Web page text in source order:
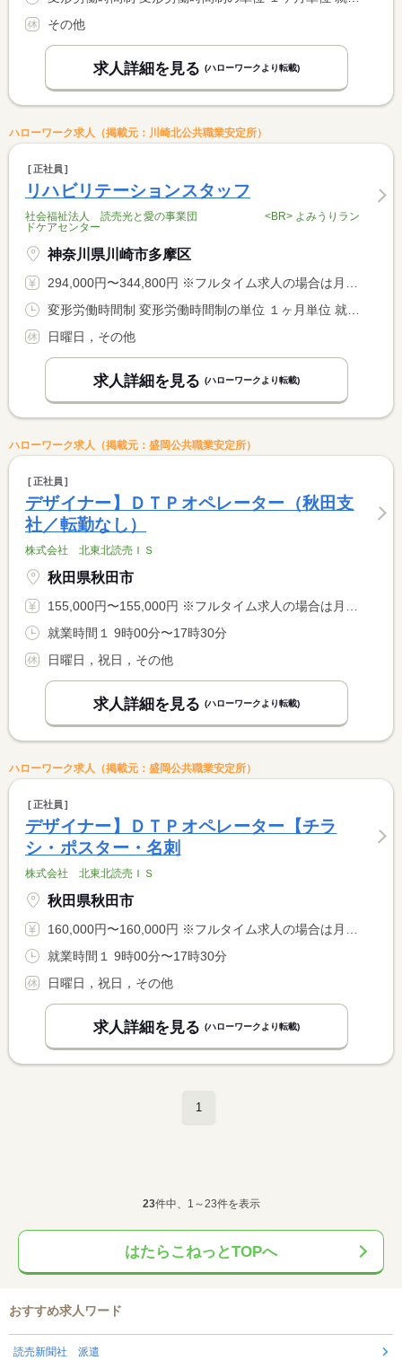
その他
求人詳細を見る (ハローワークより転載)
ハローワーク求人（掲載元：川崎北公共職業安定所）
正社員
リハビリテーションスタッフ
社会福祉法人 読売光と愛の事業団 <BR> よみうりラン
ドケアセンター
神奈川県川崎市多摩区
294,000円〜344,800円 ※フルタイム求人の場合は月額（換算額）、パート求人の場合は時間額を表示しています。
変形労働時間制 変形労働時間制の単位 １ヶ月単位 就業時間１ 8時30分〜17時30分
日曜日，その他
求人詳細を見る (ハローワークより転載)
ハローワーク求人（掲載元：盛岡公共職業安定所）
正社員
デザイナー】ＤＴＰオペレーター（秋田支
社／転勤なし）
株式会社 北東北読売ＩＳ
秋田県秋田市
155,000円〜155,000円 ※フルタイム求人の場合は月額（換算額）、パート求人の場合は時間額を表示しています。
就業時間１ 9時00分〜17時30分
日曜日，祝日，その他
求人詳細を見る (ハローワークより転載)
ハローワーク求人（掲載元：盛岡公共職業安定所）
正社員
デザイナー】ＤＴＰオペレーター【チラ
シ・ポスター・名刺
株式会社 北東北読売ＩＳ
秋田県秋田市
160,000円〜160,000円 ※フルタイム求人の場合は月額（換算額）、パート求人の場合は時間額を表示しています。
就業時間１ 9時00分〜17時30分
日曜日，祝日，その他
求人詳細を見る (ハローワークより転載)
1
23件中、1～23件を表示
はたらこねっとTOPへ
おすすめ求人ワード
読売新聞社 派遣